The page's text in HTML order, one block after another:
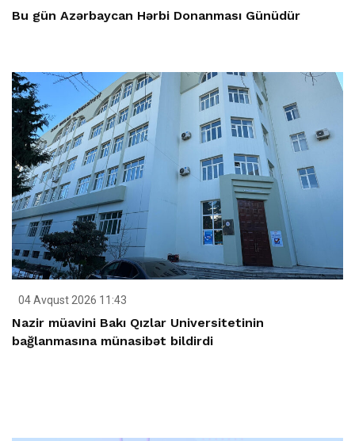
Bu gün Azərbaycan Hərbi Donanması Günüdür
04 Avqust 2026 11:43
Nazir müavini Bakı Qızlar Universitetinin
bağlanmasına münasibət bildirdi